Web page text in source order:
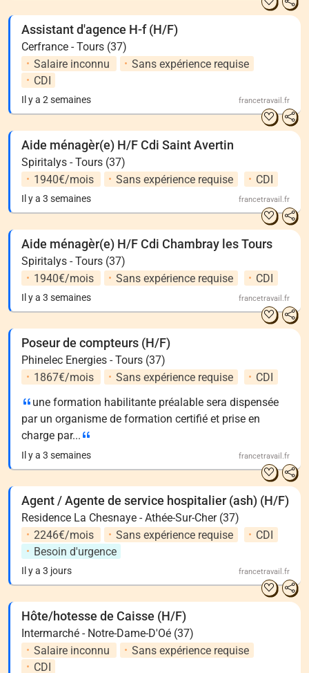
Assistant d'agence H-f (H/F)
Cerfrance - Tours (37)
Salaire inconnu
Sans expérience requise
CDI
Il y a 2 semaines francetravail.fr
Aide ménagèr(e) H/F Cdi Saint Avertin
Spiritalys - Tours (37)
1940€/mois
Sans expérience requise CDI
Il y a 3 semaines francetravail.fr
Aide ménagèr(e) H/F Cdi Chambray les Tours
Spiritalys - Tours (37)
1940€/mois
Sans expérience requise CDI
Il y a 3 semaines francetravail.fr
Poseur de compteurs (H/F)
Phinelec Energies - Tours (37)
1867€/mois
Sans expérience requise
CDI
une formation habilitante préalable sera dispensée
par un organisme de formation certifié et prise en
charge par...
Il y a 3 semaines francetravail.fr
Agent / Agente de service hospitalier (ash) (H/F)
Residence La Chesnaye - Athée-Sur-Cher (37)
2246€/mois
Sans expérience requise
CDI
Besoin d'urgence
Il y a 3 jours francetravail.fr
Hôte/hotesse de Caisse (H/F)
Intermarché - Notre-Dame-D'Oé (37)
Salaire inconnu
Sans expérience requise
CDI